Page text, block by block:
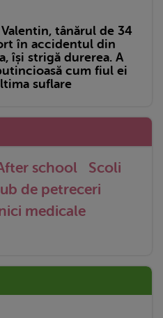
tânărul de 34
în accidentul din
își strigă durerea. A
cum fiul ei
suflare
school
Scoli
de petreceri
medicale